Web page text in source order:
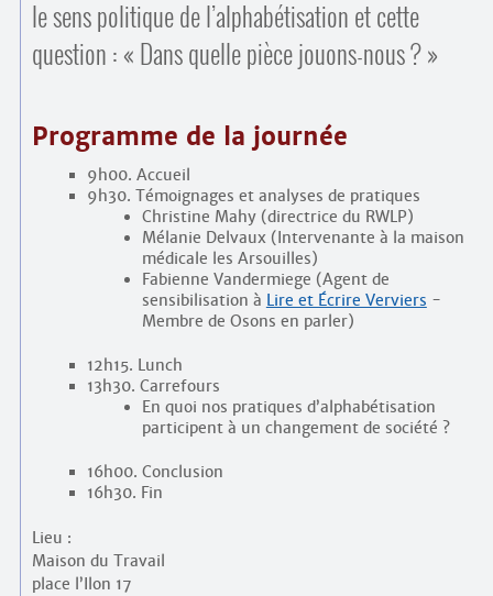
Comprendre et parler
Trouver un lieu d’alphabétisation
le sens politique de l’alphabétisation et cette
question : « Dans quelle pièce jouons-nous ? »
Programme de la journée
9h00. Accueil
9h30. Témoignages et analyses de pratiques
Christine Mahy (directrice du RWLP)
Mélanie Delvaux (Intervenante à la maison
médicale les Arsouilles)
Fabienne Vandermiege (Agent de
sensibilisation à Lire et Écrire Verviers -
Membre de Osons en parler)
12h15. Lunch
13h30. Carrefours
En quoi nos pratiques d’alphabétisation
participent à un changement de société ?
16h00. Conclusion
16h30. Fin
Lieu :
Maison du Travail
place l’Ilon 17